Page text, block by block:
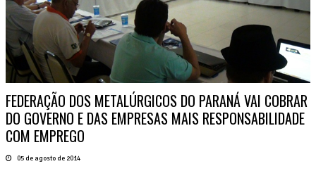
FEDERAÇÃO DOS METALÚRGICOS DO PARANÁ VAI COBRAR
DO GOVERNO E DAS EMPRESAS MAIS RESPONSABILIDADE
COM EMPREGO
05 de agosto de 2014